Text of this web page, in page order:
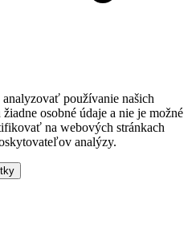
používanie našich
osobné údaje a nie je možné
na webových stránkach
analýzy.